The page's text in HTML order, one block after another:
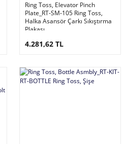
Ring Toss, Elevator Pinch
Plate_RT-SM-105 Ring Toss,
Halka Asansör Çarkı Sıkıştırma
Plakası
4.281,62 TL